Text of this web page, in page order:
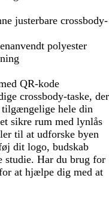
justerbare crossbody-
polyester
QR-kode
crossbody-taske, der
tilgængelige hele din
sikre rum med lynlås
til at udforske byen
dit logo, budskab
Har du brug for
at hjælpe dig med at